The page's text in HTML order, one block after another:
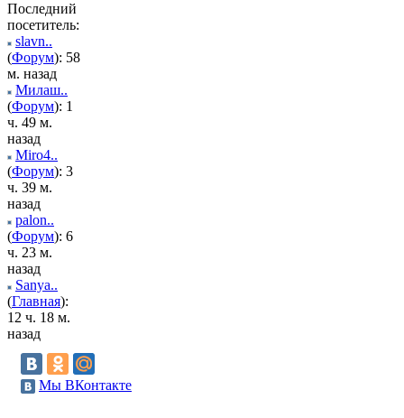
Последний
посетитель:
slavn..
(Форум): 58
м. назад
Милаш..
(Форум): 1
ч. 49 м.
назад
Miro4..
(Форум): 3
ч. 39 м.
назад
palon..
(Форум): 6
ч. 23 м.
назад
Sanya..
(Главная):
12 ч. 18 м.
назад
Мы ВКонтакте